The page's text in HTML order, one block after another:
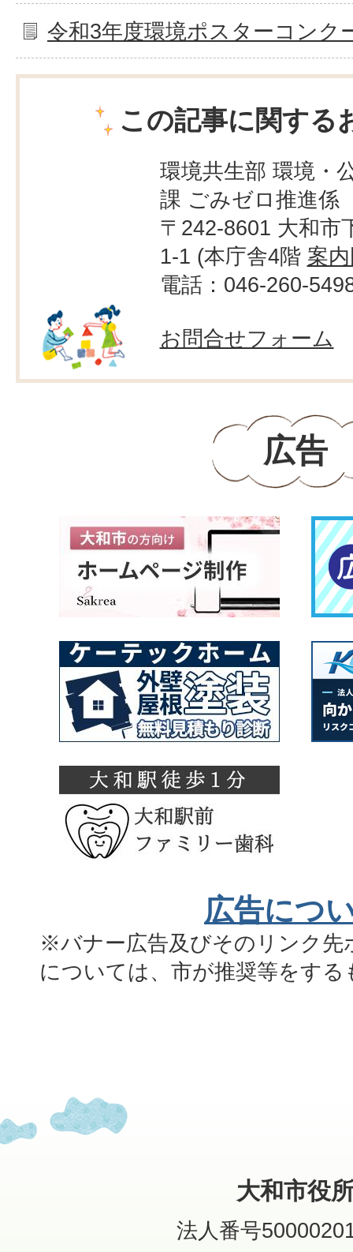
令和3年度環境ポスターコンク
この記事に関する
環境共生部 環境・
課 ごみゼロ推進係
〒242-8601 大和市
1-1 (本庁舎4階 案
電話：046-260-
お問合せフォーム
広告
広告につ
※バナー広告及びそのリンク先
については、市が推奨等をす
大和市役
法人番号